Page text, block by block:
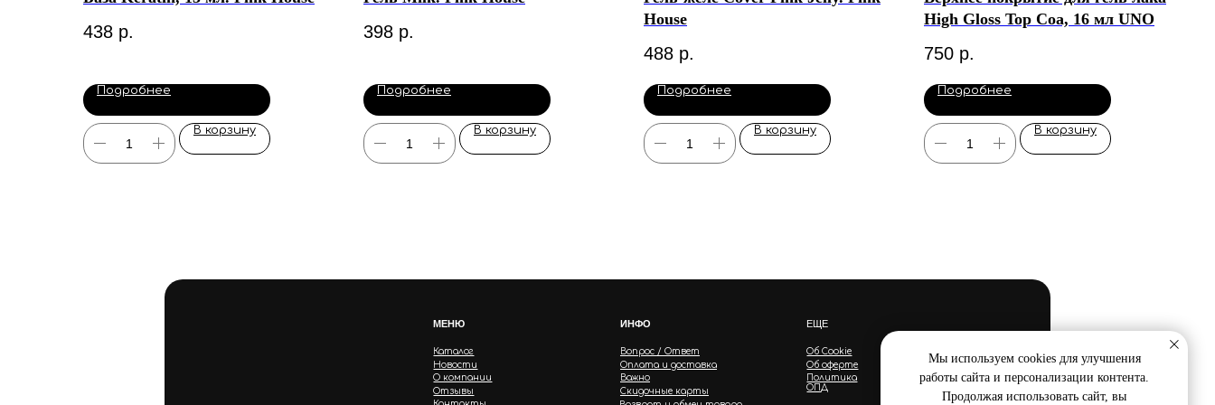
438 р.
Подробнее
В корзину
398 р.
Подробнее
В корзину
House
488 р.
Подробнее
В корзину
High Gloss Top Coa, 16 мл UNO
750 р.
Подробнее
В корзину
МЕНЮ
Каталог Вопрос / Ответ
Об Cookie
Новости
Оплата и доставка
Об оферте
О компании
Важно
Политика
ОПД
Отзывы
Скидочные карты
ИНФО ЕЩЕ
Мы используем cookies для улучшения
работы сайта и персонализации контента.
Продолжая использовать сайт, вы